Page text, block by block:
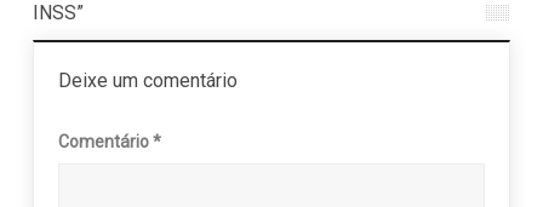
INSS”
Deixe um comentário
Comentário*